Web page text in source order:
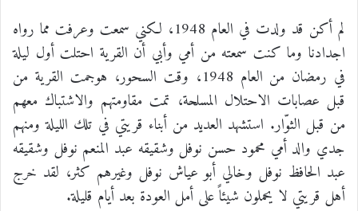
لم أكن قد ولدت في العام 1948، لكني سمعت وعرفت مما رواه
اجدادنا وما كنت سمعته من أمي وأبي أن القرية احتلت أول ليلة
في رمضان من العام 1948، وقت السحور، ‏‏هوجمت القرية من
قبل عصابات الاحتلال المسلحة، ‏تمت مقاومتهم والاشتباك معهم
من قبل الثوّار. استشهد العديد من أبناء قريتي في تلك الليلة ومنهم
جدي والد أمي محمود حسن نوفل وشقيقه عبد المنعم نوفل وشقيقه
عبد الحافظ نوفل وخالي أبو عياش نوفل وغيرهم كثر، لقد خرج
أهل قريتي لا يحملون شيئاً على أمل العودة بعد أيام قليلة.